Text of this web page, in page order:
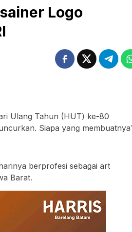
Logo
Ulang Tahun (HUT) ke-80
Siapa yang
berprofesi sebagai art
Barat.